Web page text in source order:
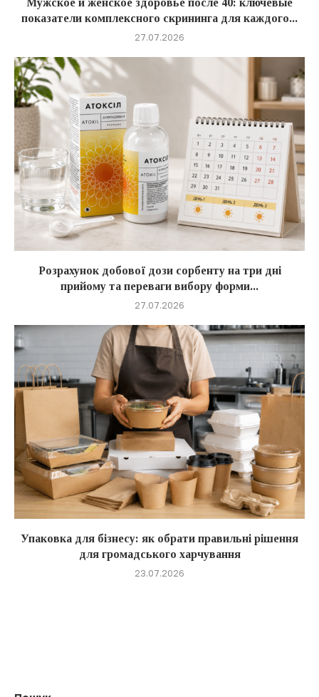
Мужское и женское здоровье после 40: ключевые
показатели комплексного скрининга для каждого...
27.07.2026
Розрахунок добової дози сорбенту на три дні
прийому та переваги вибору форми...
27.07.2026
Упаковка для бізнесу: як обрати правильні рішення
для громадського харчування
23.07.2026